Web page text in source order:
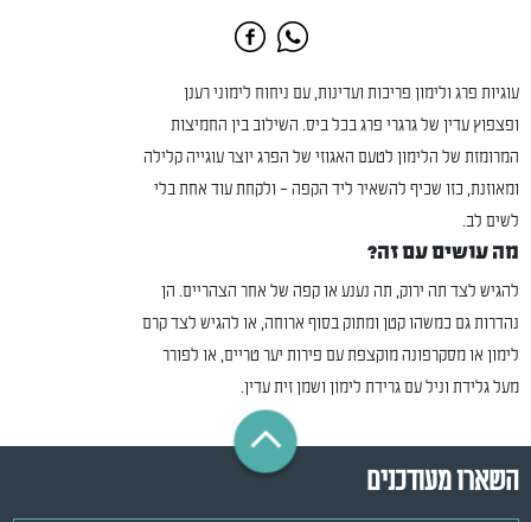
עוגיות פרג ולימון פריכות ועדינות, עם ניחוח לימוני רענן
ופצפוץ עדין של גרגרי פרג בכל ביס. השילוב בין החמיצות
המרומזת של הלימון לטעם האגוזי של הפרג יוצר עוגייה קלילה
ומאוזנת, כזו שכיף להשאיר ליד הקפה – ולקחת עוד אחת בלי
לשים לב.
מה עושים עם זה?
להגיש לצד תה ירוק, תה נענע או קפה של אחר הצהריים. הן
נהדרות גם כמשהו קטן ומתוק בסוף ארוחה, או להגיש לצד קרם
לימון או מסקרפונה מוקצפת עם פירות יער טריים, או לפורר
מעל גלידת וניל עם גרידת לימון ושמן זית עדין.
השארו מעודכנים